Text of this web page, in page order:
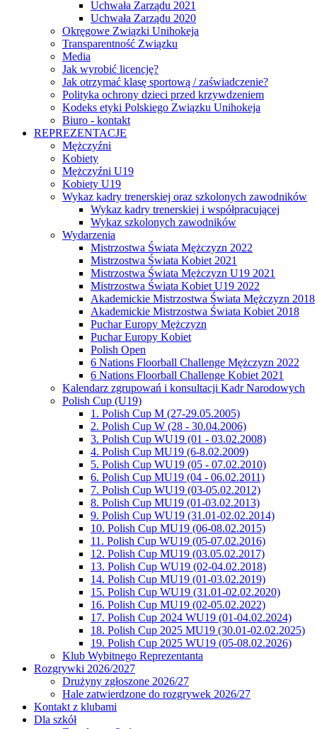
Uchwała Zarządu 2021
Uchwała Zarządu 2020
Okręgowe Związki Unihokeja
Transparentność Związku
Media
Jak wyrobić licencję?
Jak otrzymać klasę sportową / zaświadczenie?
Polityka ochrony dzieci przed krzywdzeniem
Kodeks etyki Polskiego Związku Unihokeja
Biuro - kontakt
REPREZENTACJE
Mężczyźni
Kobiety
Mężczyźni U19
Kobiety U19
Wykaz kadry trenerskiej oraz szkolonych zawodników
Wykaz kadry trenerskiej i współpracującej
Wykaz szkolonych zawodników
Wydarzenia
Mistrzostwa Świata Mężczyzn 2022
Mistrzostwa Świata Kobiet 2021
Mistrzostwa Świata Mężczyzn U19 2021
Mistrzostwa Świata Kobiet U19 2022
Akademickie Mistrzostwa Świata Mężczyzn 2018
Akademickie Mistrzostwa Świata Kobiet 2018
Puchar Europy Mężczyzn
Puchar Europy Kobiet
Polish Open
6 Nations Floorball Challenge Mężczyzn 2022
6 Nations Floorball Challenge Kobiet 2021
Kalendarz zgrupowań i konsultacji Kadr Narodowych
Polish Cup (U19)
1. Polish Cup M (27-29.05.2005)
2. Polish Cup W (28 - 30.04.2006)
3. Polish Cup WU19 (01 - 03.02.2008)
4. Polish Cup MU19 (6-8.02.2009)
5. Polish Cup WU19 (05 - 07.02.2010)
6. Polish Cup MU19 (04 - 06.02.2011)
7. Polish Cup WU19 (03-05.02.2012)
8. Polish Cup MU19 (01-03.02.2013)
9. Polish Cup WU19 (31.01-02.02.2014)
10. Polish Cup MU19 (06-08.02.2015)
11. Polish Cup WU19 (05-07.02.2016)
12. Polish Cup MU19 (03.05.02.2017)
13. Polish Cup WU19 (02-04.02.2018)
14. Polish Cup MU19 (01-03.02.2019)
15. Polish Cup WU19 (31.01-02.02.2020)
16. Polish Cup MU19 (02-05.02.2022)
17. Polish Cup 2024 WU19 (01-04.02.2024)
18. Polish Cup 2025 MU19 (30.01-02.02.2025)
19. Polish Cup 2025 WU19 (05-08.02.2026)
Klub Wybitnego Reprezentanta
Rozgrywki 2026/2027
Drużyny zgłoszone 2026/27
Hale zatwierdzone do rozgrywek 2026/27
Kontakt z klubami
Dla szkół